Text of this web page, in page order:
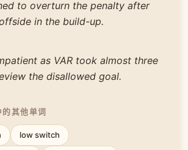
to overturn the penalty after
in the build-up.
as VAR took almost three
the disallowed goal.
其他单词
low switch